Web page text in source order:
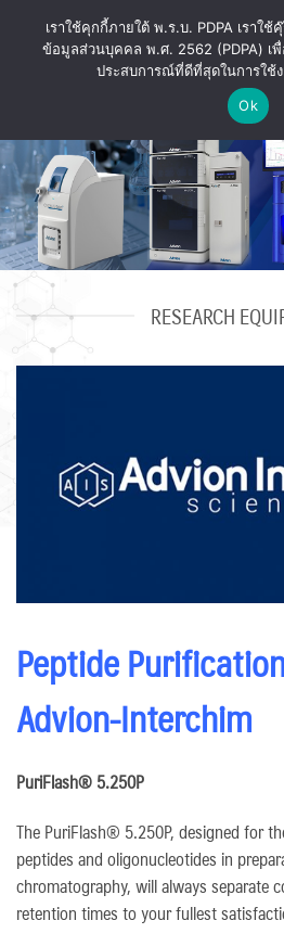
RESEARCH
Peptide
Advion-Interchim
PuriFlash® 5.250P
The PuriFlash® 5.250P, designed for
peptides and oligonucleotides in
chromatography, will always separate
retention times to your fullest
เราใช้คุกกี้ภายใต้ พ.ร.บ. PDPA เราใ
ข้อมูลส่วนบุคคล พ.ศ. 2562 (PDPA) เ
ประสบการณ์ที่ดีที่สุดในการใช้ง
Ok